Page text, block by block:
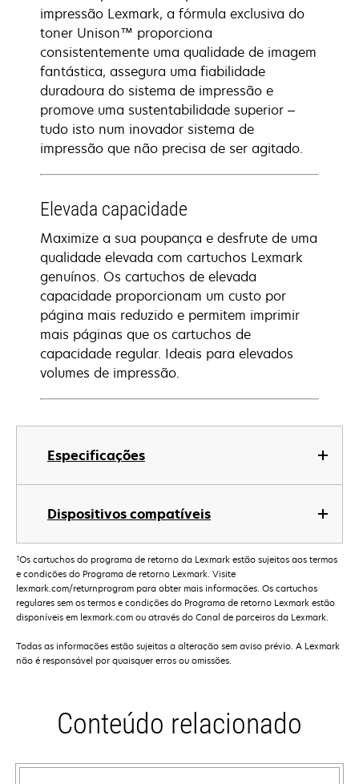
Especificações
Dispositivos compatíveis
impressão Lexmark, a fórmula exclusiva do
toner Unison™ proporciona
consistentemente uma qualidade de imagem
fantástica, assegura uma fiabilidade
duradoura do sistema de impressão e
promove uma sustentabilidade superior –
tudo isto num inovador sistema de
impressão que não precisa de ser agitado.
Elevada capacidade
Maximize a sua poupança e desfrute de uma
qualidade elevada com cartuchos Lexmark
genuínos. Os cartuchos de elevada
capacidade proporcionam um custo por
página mais reduzido e permitem imprimir
mais páginas que os cartuchos de
capacidade regular. Ideais para elevados
volumes de impressão.
†Os cartuchos do programa de retorno da Lexmark estão sujeitos aos termos
e condições do Programa de retorno Lexmark. Visite
lexmark.com/returnprogram para obter mais informações. Os cartuchos
regulares sem os termos e condições do Programa de retorno Lexmark estão
disponíveis em lexmark.com ou através do Canal de parceiros da Lexmark.
Todas as informações estão sujeitas a alteração sem aviso prévio. A Lexmark
não é responsável por quaisquer erros ou omissões.
Conteúdo relacionado